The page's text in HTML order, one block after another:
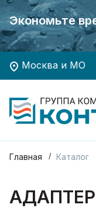
Экономьте
Хотите
Экономьте
Хотите
Москва и МО
Главная Каталог